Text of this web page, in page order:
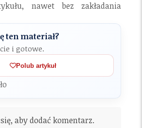
nawet bez zakładania
ten materiał?
i gotowe.
Polub artykuł
aby dodać komentarz.